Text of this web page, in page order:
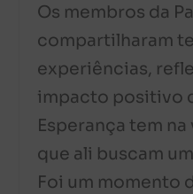
Os membros da
compartilharam
experiências,
impacto positivo
Esperança tem
que ali buscam
Foi um momento